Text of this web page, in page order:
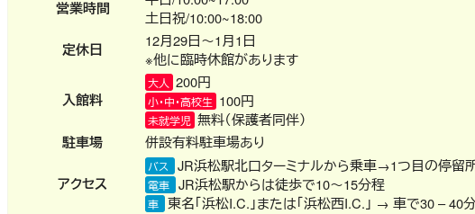
営業時間
土日祝/10:00~18:00
定休日
12月29日～1月1日
※他に臨時休館があります
入館料
大人 200円
小・中・高校生 100円
未就学児 無料（保護者同伴）
駐車場 併設有料駐車場あり
アクセス
バス JR浜松駅北口ターミナルから乗車→1つ目の停留所
電車 JR浜松駅からは徒歩で10～15分程
車 東名「浜松I.C.」または「浜松西I.C.」 → 車で30 – 40